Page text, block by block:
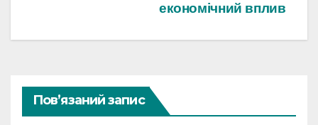
економічний вплив
Пов’язаний запис